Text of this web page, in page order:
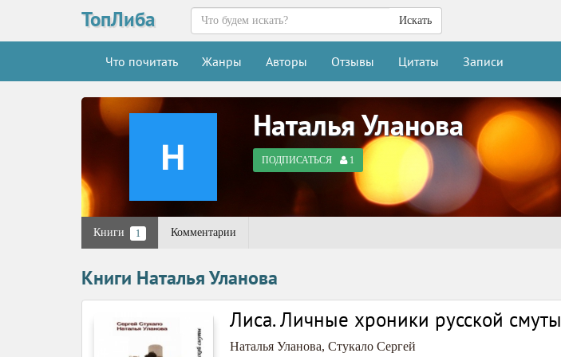
ТопЛиба Искать
Что почитать Жанры Авторы Отзывы Цитаты Записи
Наталья Уланова
ПОДПИСАТЬСЯ 1
Книги 1 Комментарии
Книги Наталья Уланова
Лиса. Личные хроники русской смуты
Наталья Уланова, Стукало Сергей